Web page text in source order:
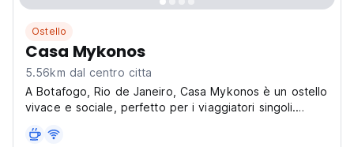
Ostello
Casa Mykonos
5.56km dal centro citta
A Botafogo, Rio de Janeiro, Casa Mykonos è un ostello
vivace e sociale, perfetto per i viaggiatori singoli.
dei migliori ostelli di Rio per fare nuove amicizie! (Auto-